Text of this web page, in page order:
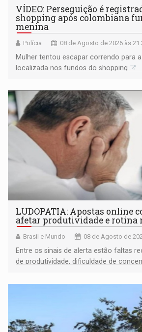
VÍDEO: Perseguição é
shopping após colombiana
menina
Polícia 08 de Agosto de 2026 às
Mulher tentou escapar correndo para
localizada nos fundos do shopping
LUDOPATIA: Apostas online
afetar produtividade e rotina
Brasil e Mundo 08 de Agosto de
Entre os sinais de alerta estão faltas
de produtividade, dificuldade de